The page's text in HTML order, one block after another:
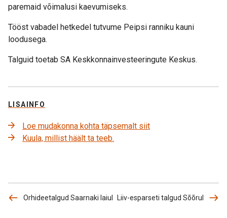
paremaid võimalusi kaevumiseks.
Tööst vabadel hetkedel tutvume Peipsi ranniku kauni
loodusega.
Talguid toetab SA Keskkonnainvesteeringute Keskus.
LISAINFO
Loe mudakonna kohta täpsemalt siit
Kuula, millist häält ta teeb.
Orhideetalgud Saarnaki laiul Liiv-esparseti talgud Sõõrul